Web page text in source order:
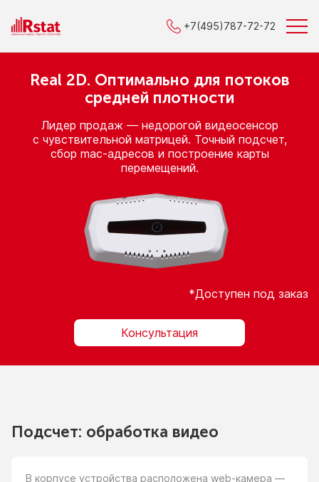
+7(495)787-72-72
системой видеонаблюдения и построения карты
Real 2D. Оптимально для потоков
средней плотности
Лидер продаж — недорогой видеосенсор
с чувствительной матрицей. Точный подсчет,
сбор mac-адресов и построение карты
перемещений.
*Доступен под заказ
Консультация
Подсчет: обработка видео
В корпусе устройства расположена web-камера —